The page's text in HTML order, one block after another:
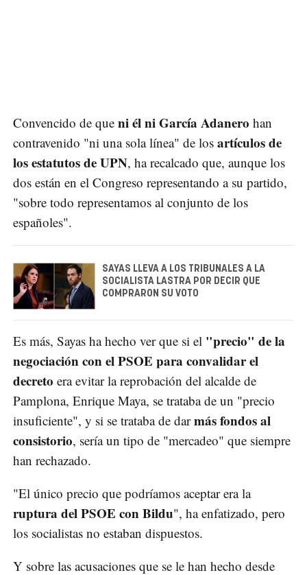
Convencido de que ni él ni García Adanero han
contravenido "ni una sola línea" de los artículos de
los estatutos de UPN, ha recalcado que, aunque los
dos están en el Congreso representando a su partido,
"sobre todo representamos al conjunto de los
españoles".
SAYAS LLEVA A LOS TRIBUNALES A LA
SOCIALISTA LASTRA POR DECIR QUE
COMPRARON SU VOTO
Es más, Sayas ha hecho ver que si el "precio" de la
negociación con el PSOE para convalidar el
decreto era evitar la reprobación del alcalde de
Pamplona, Enrique Maya, se trataba de un "precio
insuficiente", y si se trataba de darmás fondos al
consistorio, sería un tipo de "mercadeo" que siempre
han rechazado.
"El único precio que podríamos aceptar era la
ruptura del PSOE con Bildu", ha enfatizado, pero
los socialistas no estaban dispuestos.
Y sobre las acusaciones que se le han hecho desde